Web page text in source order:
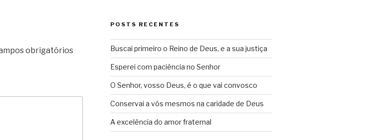
obrigatórios
POSTS RECENTES
Buscai primeiro o Reino de Deus, e a sua justiça
Esperei com paciência no Senhor
O Senhor, vosso Deus, é o que vai convosco
Conservai a vós mesmos na caridade de Deus
A excelência do amor fraternal